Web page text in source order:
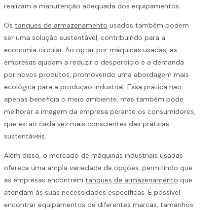
realizam a manutenção adequada dos equipamentos.
Os tanques de armazenamento usados também podem
ser uma solução sustentável, contribuindo para a
economia circular. Ao optar por máquinas usadas, as
empresas ajudam a reduzir o desperdício e a demanda
por novos produtos, promovendo uma abordagem mais
ecológica para a produção industrial. Essa prática não
apenas beneficia o meio ambiente, mas também pode
melhorar a imagem da empresa perante os consumidores,
que estão cada vez mais conscientes das práticas
sustentáveis.
Além disso, o mercado de máquinas industriais usadas
oferece uma ampla variedade de opções, permitindo que
as empresas encontrem tanques de armazenamento que
atendam às suas necessidades específicas. É possível
encontrar equipamentos de diferentes marcas, tamanhos